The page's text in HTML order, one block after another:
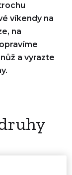
víkendy na
na
a vyrazte